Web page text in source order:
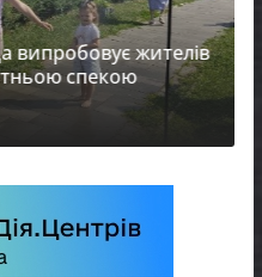
випробовує жителів
спекою